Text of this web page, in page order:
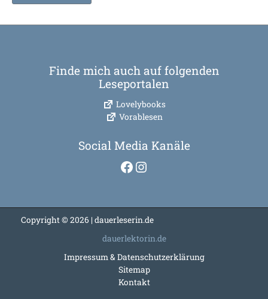
Finde mich auch auf folgenden
Leseportalen
Lovelybooks
Vorablesen
Social Media Kanäle
Facebook
Instagram
Copyright © 2026 | dauerleserin.de
dauerlektorin.de
Impressum & Datenschutzerklärung
Sitemap
Kontakt